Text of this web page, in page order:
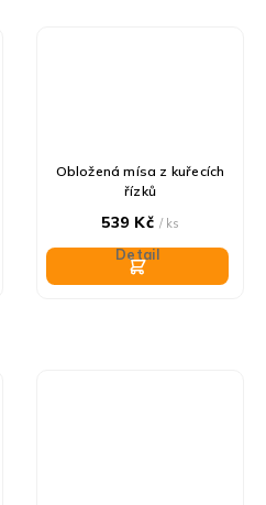
Obložená mísa z kuřecích
řízků
539 Kč / ks
Detail